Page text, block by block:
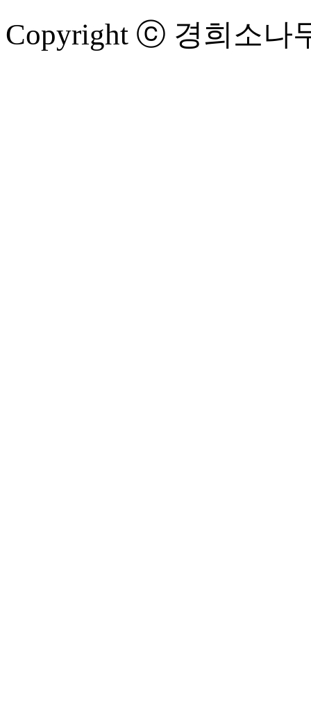
Copyright ⓒ 경희소나